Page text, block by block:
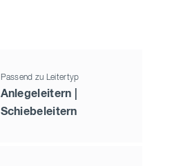
Passend zu Leitertyp
Anlegeleitern |
Schiebeleitern